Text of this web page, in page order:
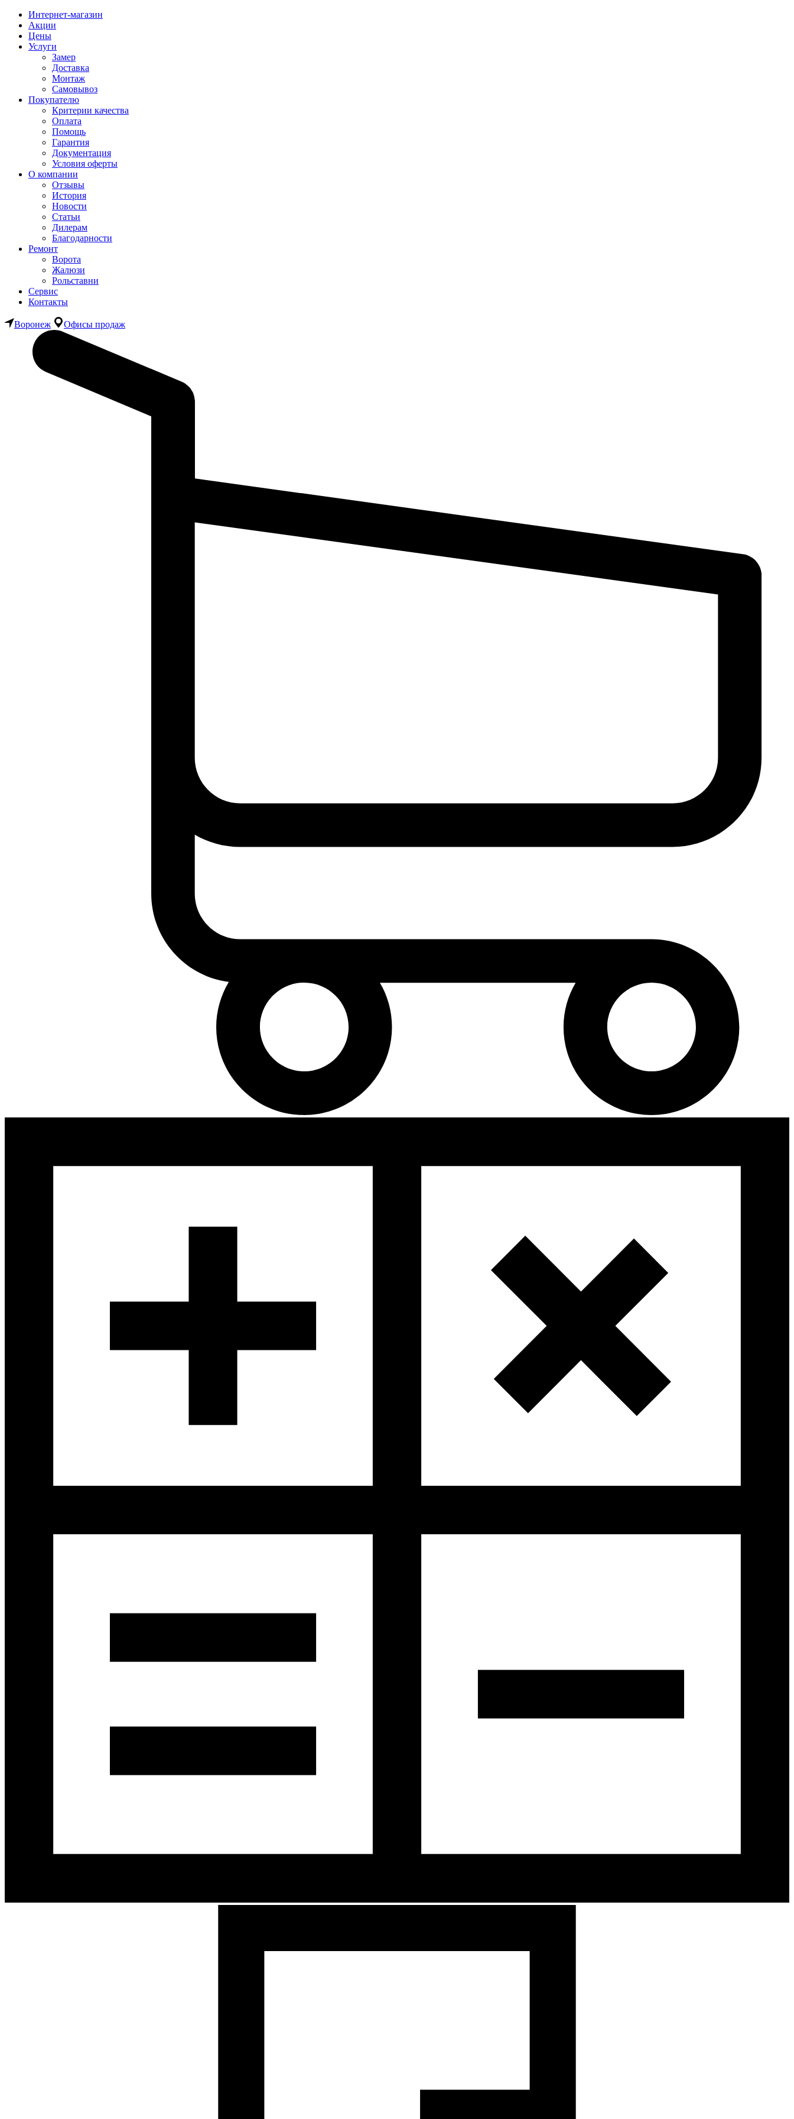
Интернет-магазин
Акции
Цены
Услуги
Замер
Доставка
Монтаж
Самовывоз
Покупателю
Критерии качества
Оплата
Помощь
Гарантия
Документация
Условия оферты
О компании
Отзывы
История
Новости
Статьи
Дилерам
Благодарности
Ремонт
Ворота
Жалюзи
Рольставни
Сервис
Контакты
Воронеж Офисы продаж